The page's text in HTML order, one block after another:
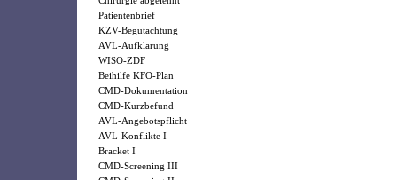
Patientenbrief
KZV-Begutachtung
AVL-Aufklärung
WISO-ZDF
Beihilfe KFO-Plan
CMD-Dokumentation
CMD-Kurzbefund
AVL-Angebotspflicht
AVL-Konflikte I
Bracket I
CMD-Screening III